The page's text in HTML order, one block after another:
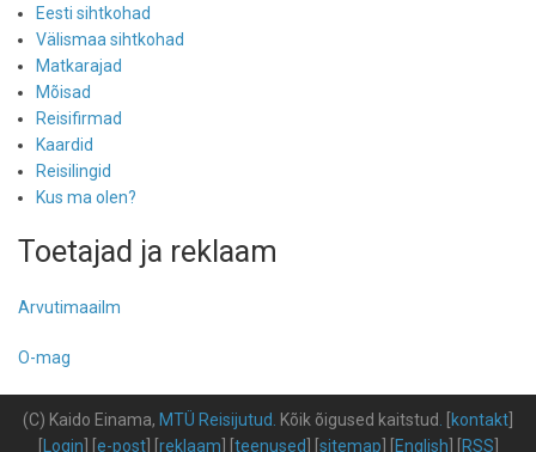
Eesti sihtkohad
Välismaa sihtkohad
Matkarajad
Mõisad
Reisifirmad
Kaardid
Reisilingid
Kus ma olen?
Toetajad ja reklaam
Arvutimaailm
O-mag
(C) Kaido Einama, MTÜ Reisijutud Kõik õigused kaitstud kontakt
Login e-post] [ reklaam teenused sitemap English RSS